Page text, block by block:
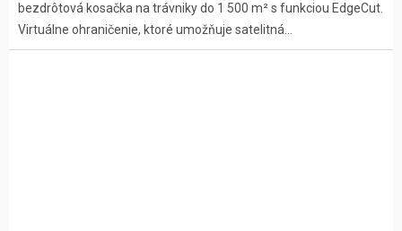
bezdrôtová kosačka na trávniky do 1 500 m² s funkciou EdgeCut.
Virtuálne ohraničenie, ktoré umožňuje satelitná...